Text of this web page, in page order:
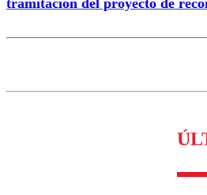
tramitación del proyecto de